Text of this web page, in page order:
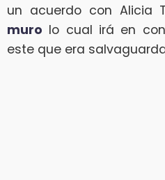
un acuerdo con Alicia
muro lo cual irá en
este que era